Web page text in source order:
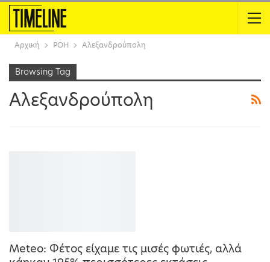
Αρχική ΡΟΗ Αλεξανδρούπολη
Browsing Tag
Αλεξανδρούπολη
Meteo: Φέτος είχαμε τις μισές φωτιές, αλλά